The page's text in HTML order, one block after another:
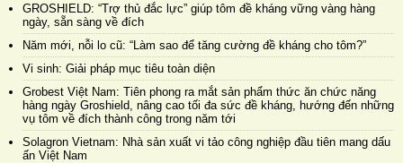
GROSHIELD: “Trợ thủ đắc lực” giúp tôm đề kháng vững vàng hàng
ngày, sẵn sàng về đích
Năm mới, nỗi lo cũ: “Làm sao để tăng cường đề kháng cho tôm?”
Vi sinh: Giải pháp mục tiêu toàn diện
Grobest Việt Nam: Tiên phong ra mắt sản phẩm thức ăn chức năng
hàng ngày Groshield, nâng cao tối đa sức đề kháng, hướng đến những
vụ tôm về đích thành công trong năm tới
Solagron Vietnam: Nhà sản xuất vi tảo công nghiệp đầu tiên mang dấu
ấn Việt Nam